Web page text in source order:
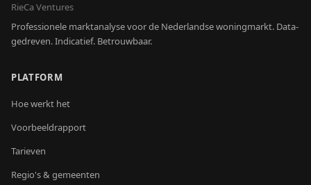
RieCa Ventures
Professionele marktanalyse voor de Nederlandse woningmarkt. Data-
gedreven. Indicatief. Betrouwbaar.
PLATFORM
Hoe werkt het
Voorbeeldrapport
Tarieven
Regio's & gemeenten